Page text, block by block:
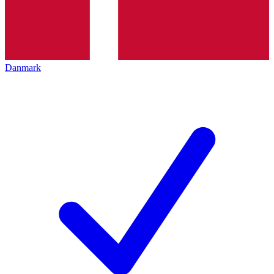
Danmark